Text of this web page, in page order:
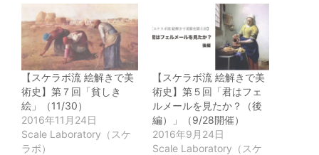
共
有
(新
し
い
ウ
ィ
ン
ド
ウ
で
開
き
ま
す)
ク
リ
ッ
ク
し
て
く
だ
さ
い
(新
い
ウ
ィ
共
有
(新
し
い
ウ
ィ
ン
ド
ウ
ま
す)
(新
し
ン
ド
ウ
で
開
き
ま
す)
【スケラボ流 絵解きで美
術史】第７回「貧しき
絵」（11/30）
2016年11月24日
Scale Laboratory（スケ
ラボ）
【スケラボ流 絵解きで美
術史】第５回「君はフェ
ルメールを見たか？（後
編）」（9/28開催）
2016年9月24日
Scale Laboratory（スケ